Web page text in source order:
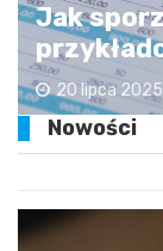
Jak
20 lipca 2025
Nowości